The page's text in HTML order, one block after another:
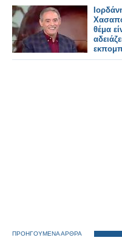
θέμα
ΠΡΟΗΓΟΥΜΕΝΑ ΑΡΘΡΑ